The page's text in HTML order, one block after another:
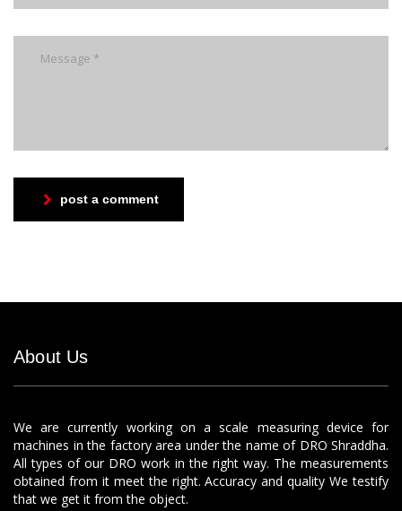
post a comment
About Us
We are currently working on a scale measuring device for
machines in the factory area under the name of DRO Shraddha.
All types of our DRO work in the right way. The measurements
obtained from it meet the right. Accuracy and quality We testify
that we get it from the object.